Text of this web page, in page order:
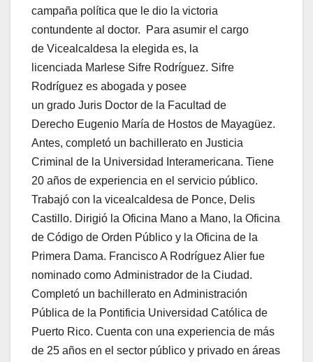
campaña política que le dio la victoria
contundente al doctor. Para asumir el cargo
de Vicealcaldesa la elegida es, la
licenciada Marlese Sifre Rodríguez. Sifre
Rodríguez es abogada y posee
un grado Juris Doctor de la Facultad de
Derecho Eugenio María de Hostos de Mayagüez.
Antes, completó un bachillerato en Justicia
Criminal de la Universidad Interamericana. Tiene
20 años de experiencia en el servicio público.
Trabajó con la vicealcaldesa de Ponce, Delis
Castillo. Dirigió la Oficina Mano a Mano, la Oficina
de Código de Orden Público y la Oficina de la
Primera Dama. Francisco A Rodríguez Alier fue
nominado como Administrador de la Ciudad.
Completó un bachillerato en Administración
Pública de la Pontificia Universidad Católica de
Puerto Rico. Cuenta con una experiencia de más
de 25 años en el sector público y privado en áreas